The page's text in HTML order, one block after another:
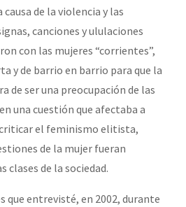
de la violencia y las
canciones y ululaciones
con las mujeres “corrientes”,
y de barrio en barrio para que la
de ser una preocupación de las
una cuestión que afectaba a
el feminismo elitista,
de la mujer fueran
clases de la sociedad.
que entrevisté, en 2002, durante